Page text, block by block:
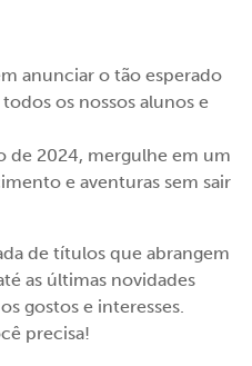
anunciar o tão esperado
todos os nossos alunos e
de 2024, mergulhe em um
e aventuras sem sair
de títulos que abrangem
as últimas novidades
gostos e interesses.
precisa!